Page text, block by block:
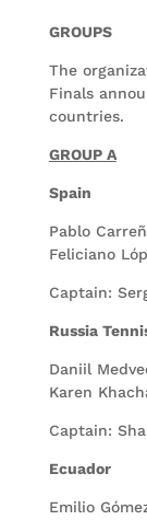
GROUPS
The
Finals
countries.
GROUP A
Spain
Pablo
Feliciano
Captain:
Russia
Daniil
Karen
Captain:
Ecuador
Emilio